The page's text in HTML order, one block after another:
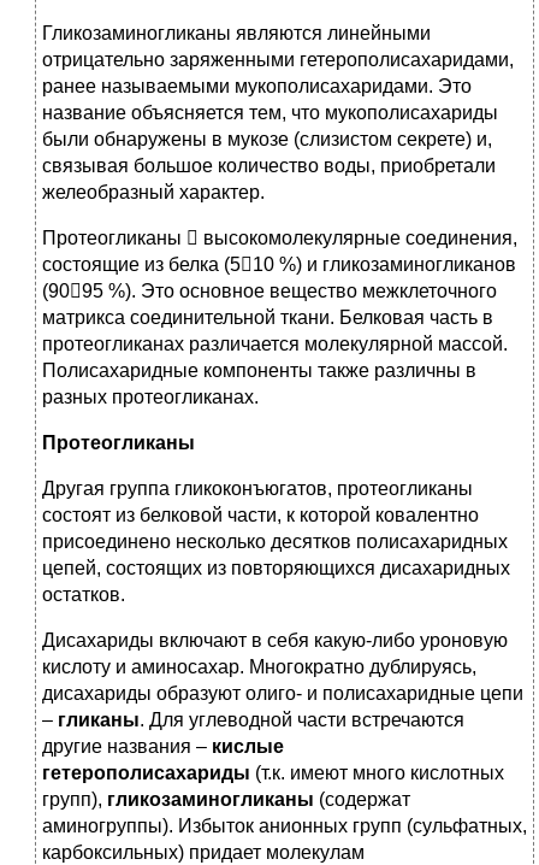
Гликозаминогликаны являются линейными
отрицательно заряженными гетерополисахаридами,
ранее называемыми мукополисахаридами. Это
название объясняется тем, что мукополисахариды
были обнаружены в мукозе (слизистом секрете) и,
связывая большое количество воды, приобретали
желеобразный характер.
Протеогликаны  высокомолекулярные соединения,
состоящие из белка (510 %) и гликозаминогликанов
(9095 %). Это основное вещество межклеточного
матрикса соединительной ткани. Белковая часть в
протеогликанах различается молекулярной массой.
Полисахаридные компоненты также различны в
разных протеогликанах.
Протеогликаны
Другая группа гликоконъюгатов, протеогликаны
состоят из белковой части, к которой ковалентно
присоединено несколько десятков полисахаридных
цепей, состоящих из повторяющихся дисахаридных
остатков.
Дисахариды включают в себя какую-либо уроновую
кислоту и аминосахар. Многократно дублируясь,
дисахариды образуют олиго- и полисахаридные цепи
– гликаны. Для углеводной части встречаются
другие названия – кислые
гетерополисахариды (т.к. имеют много кислотных
групп), гликозаминогликаны (содержат
аминогруппы). Избыток анионных групп (сульфатных,
карбоксильных) придает молекулам